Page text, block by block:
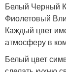
Белый Черный
Фиолетовый
Каждый цвет
атмосферу в
Белый цвет